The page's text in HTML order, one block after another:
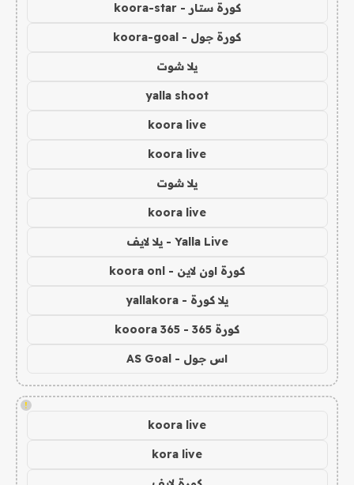
كورة ستار - koora-star
كورة جول - koora-goal
يلا شوت
yalla shoot
koora live
koora live
يلا شوت
koora live
Yalla Live - يلا لايف
كورة اون لاين - koora onl
يلا كورة - yallakora
كورة 365 - kooora 365
اس جول - AS Goal
!
koora live
kora live